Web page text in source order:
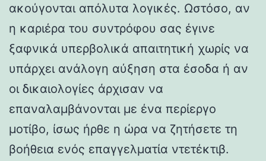
ακούγονται απόλυτα λογικές. Ωστόσο, αν
η καριέρα του συντρόφου σας έγινε
ξαφνικά υπερβολικά απαιτητική χωρίς να
υπάρχει ανάλογη αύξηση στα έσοδα ή αν
οι δικαιολογίες άρχισαν να
επαναλαμβάνονται με ένα περίεργο
μοτίβο, ίσως ήρθε η ώρα να ζητήσετε τη
βοήθεια ενός επαγγελματία ντετέκτιβ.